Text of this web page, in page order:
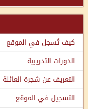
كيف تُسجل في الموقع
الدورات التدريبية
التعريف عن شجرة العائلة
التسجيل في الموقع